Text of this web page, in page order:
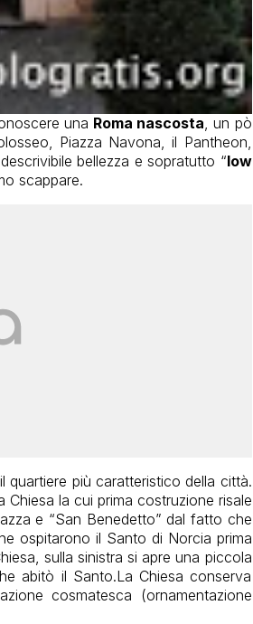
una Roma nascosta , un pò
Piazza Navona, il Pantheon,
bellezza e sopratutto “low
scappare.
quartiere più caratteristico della città.
Chiesa la cui prima costruzione risale
e “San Benedetto” dal fatto che
ospitarono il Santo di Norcia prima
sulla sinistra si apre una piccola
abitò il Santo.La Chiesa conserva
cosmatesca (ornamentazione